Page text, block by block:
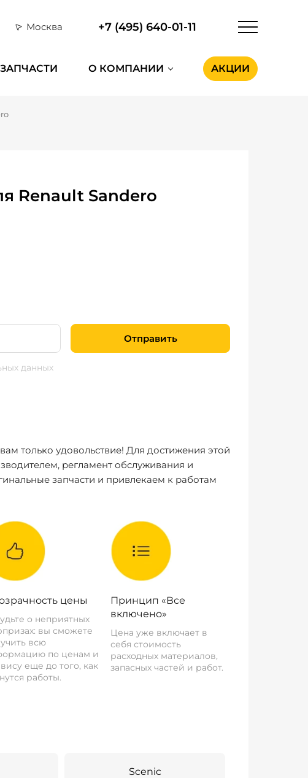
Москва +7 (495) 640-01-11
ЗАПЧАСТИ О КОМПАНИИ АКЦИИ
Renault Sandero
Отправить
данных
только удовольствие! Для достижения этой
регламент обслуживания и
запчасти и привлекаем к работам
цены
о неприятных
вы сможете
всю
по ценам и
еще до того, как
работы.
Принцип «Все
включено»
Цена уже включает в
себя стоимость
расходных материалов,
запасных частей и работ.
Scenic